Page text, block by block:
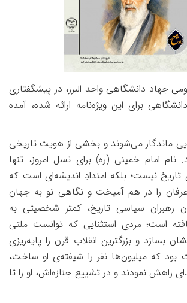
جهاد دانشگاهی واحد البرز، در پیشگفتاری
برای این ویژه‌نامه ارائه شده، آمده
ماندگار می‌شوند و بخشی از هویت تاریخی
نام امام خمینی (ره) برای نسل امروز، تنها
تاریخ نیست؛ بلکه امتدادِ اندیشه‌ای است که
را در هم آمیخت و نگاهی نو به جهان
رهبران سیاسی تاریخ، کمتر شخصیتی به
است؛ مردی استثنایی که توانست ملتی
بسازد و بزرگترین انقلاب قرن را پایه‌ریزی
که میلیون‌ها نفر را شیفته‌ی او ساخت،
راهش نمودند و در تشییع جنازه‌اش، او را تا